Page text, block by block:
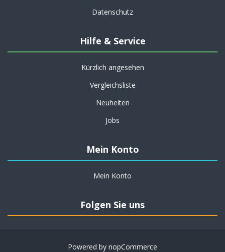
Datenschutz
Hilfe & Service
Kürzlich angesehen
Vergleichsliste
Neuheiten
Jobs
Mein Konto
Mein Konto
Folgen Sie uns
Powered by nopCommerce